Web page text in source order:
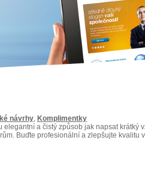
návrhy Komplimentky
elegantní a čistý způsob jak napsat krátký
Buďte profesionální a zlepšujte kvalitu